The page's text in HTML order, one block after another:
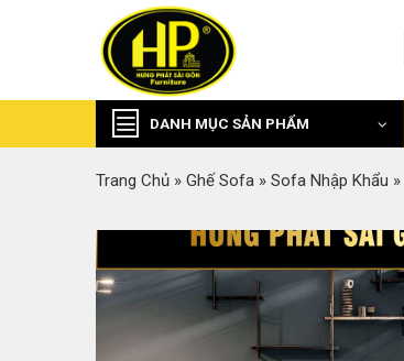
DANH MỤC SẢN PHẨM
Trang Chủ » Ghế Sofa » Sofa Nhập Khẩu »